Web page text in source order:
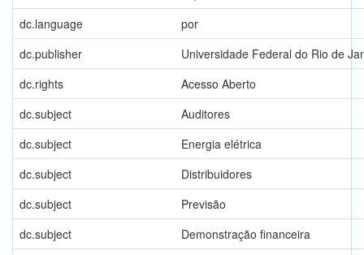
dc.language
por
dc.publisher
Universidade Federal do Rio de
dc.rights
Acesso Aberto
dc.subject
Auditores
dc.subject
Energia elétrica
dc.subject
Distribuidores
dc.subject
Previsão
dc.subject
Demonstração financeira